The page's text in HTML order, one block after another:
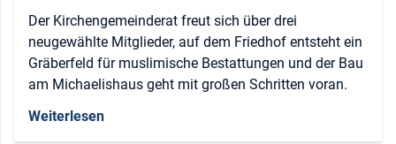
Der Kirchengemeinderat freut sich über drei
neugewählte Mitglieder, auf dem Friedhof entsteht ein
Gräberfeld für muslimische Bestattungen und der Bau
am Michaelishaus geht mit großen Schritten voran.
Weiterlesen